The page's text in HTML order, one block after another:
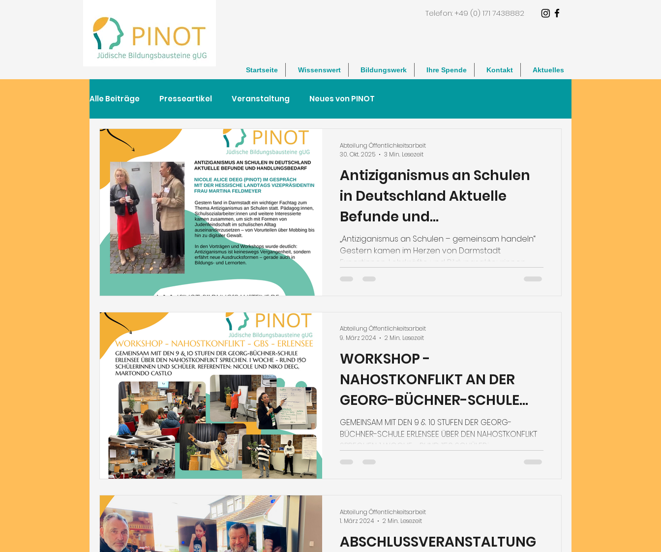
Telefon: +49 (0) 171 7438882
Startseite Wissenswert Bildungswerk Ihre Spende Kontakt Aktuelles
Alle Beiträge Presseartikel Veranstaltung Neues von PINOT
Antiziganismus an Schulen
in Deutschland Aktuelle
Befunde und
Handlungsbedarf
„Antiziganismus an Schulen – gemeinsam handeln“
Gestern kamen im Herzen von Darmstadt
Expertinnen, Lehrkräfte und Bildungs­akteurinnen
zusammen, um der Frage nachzugehen: Wie
Abteilung Öffentlichkeitsarbeit
30. Okt. 2025
3 Min. Lesezeit
WORKSHOP -
NAHOSTKONFLIKT AN DER
GEORG-BÜCHNER-SCHULE
ERLENSEE
GEMEINSAM MIT DEN 9 & 10 STUFEN DER GEORG-
BÜCHNER-SCHULE ERLENSEE ÜBER DEN NAHOSTKONFLIKT
SPRECHEN. 1 WOCHE - RUND 150 SCHÜLER:innen...
Abteilung Öffentlichkeitsarbeit
9. März 2024
2 Min. Lesezeit
ABSCHLUSSVERANSTALTUNG
Abteilung Öffentlichkeitsarbeit
1. März 2024
2 Min. Lesezeit